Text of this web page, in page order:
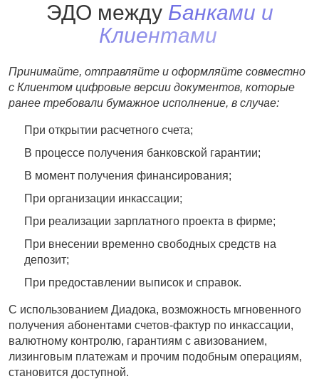
ЭДО между Банками и
Клиентами
Принимайте, отправляйте и оформляйте совместно
с Клиентом цифровые версии документов, которые
ранее требовали бумажное исполнение, в случае:
При открытии расчетного счета;
В процессе получения банковской гарантии;
В момент получения финансирования;
При организации инкассации;
При реализации зарплатного проекта в фирме;
При внесении временно свободных средств на
депозит;
При предоставлении выписок и справок.
С использованием Диадока, возможность мгновенного
получения абонентами счетов-фактур по инкассации,
валютному контролю, гарантиям с авизованием,
лизинговым платежам и прочим подобным операциям,
становится доступной.